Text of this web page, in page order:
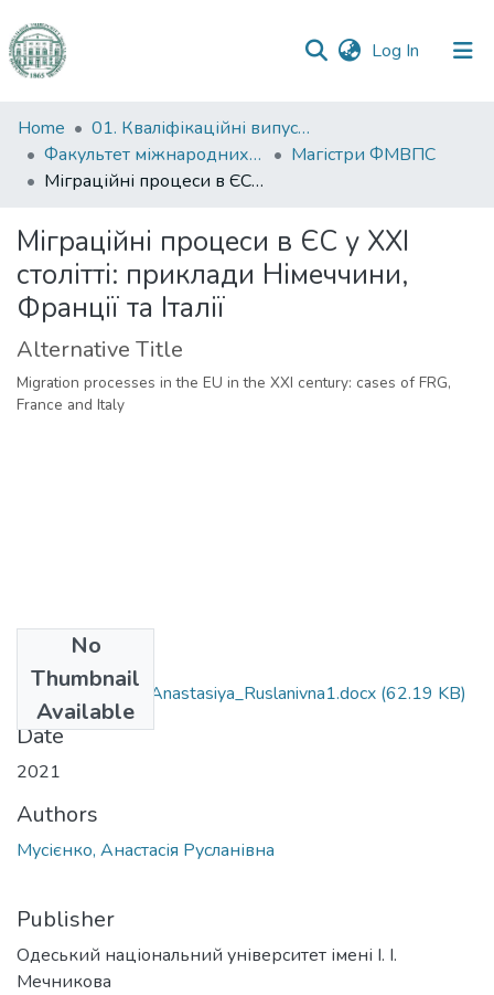
Log In (current)
Communities
&
Collections
Statistics
Home
01. Кваліфікаційні випускні роботи здобувачів вищої освіти
Факультет міжнародних відносин, політології та соціології
Магістри ФМВПС
Міграційні процеси в ЄС у ХХІ столітті: приклади Німеччини, Франції та Італії
Міграційні процеси в ЄС у ХХІ
столітті: приклади Німеччини,
Франції та Італії
Alternative Title
Migration processes in the EU in the XXI century: cases of FRG,
France and Italy
No
Thumbnail
Available
291_Musiyenko_Anastasiya_Ruslanivna1.docx (62.19 KB)
Date
2021
Authors
Мусієнко, Анастасія Русланівна
Publisher
Одеський національний університет імені І. І.
Мечникова